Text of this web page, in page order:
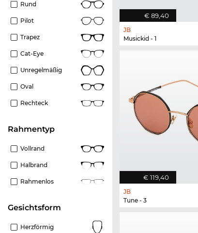
Rund
Pilot
Trapez
Cat-Eye
Unregelmäßig
Oval
Rechteck
Rahmentyp
Vollrand
Halbrand
Rahmenlos
Gesichtsform
Herzförmig
€ 89,40
JB
Musickid - 1
€ 119,40
JB
Tune - 3